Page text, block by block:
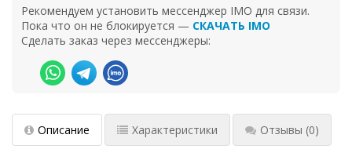
Рекомендуем установить мессенджер IMO для связи.
Пока что он не блокируется — СКАЧАТЬ IMO
Сделать заказ через мессенджеры:
Описание Характеристики Отзывы (0)